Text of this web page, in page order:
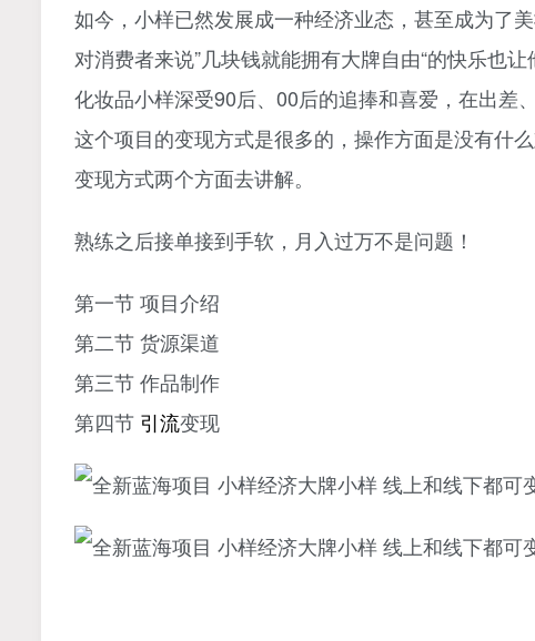
如今，小样已然发展成一种经济业态，甚至成为了美
对消费者来说”几块钱就能拥有大牌自由“的快乐也让
化妆品小样深受90后、00后的追捧和喜爱，在出差
这个项目的变现方式是很多的，操作方面是没有什
变现方式两个方面去讲解。
熟练之后接单接到手软，月入过万不是问题！
第一节 项目介绍
第二节 货源渠道
第三节 作品制作
第四节 引流变现